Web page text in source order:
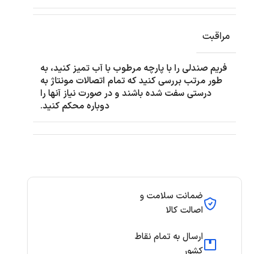
ضمانت سلامت و
اصالت کالا
ارسال به تمام نقاط
کشور
مراقبت
فریم صندلی را با پارچه مرطوب با آب تمیز کنید، به
طور مرتب بررسی کنید که تمام اتصالات مونتاژ به
درستی سفت شده باشند و در صورت نیاز آنها را
دوباره محکم کنید.